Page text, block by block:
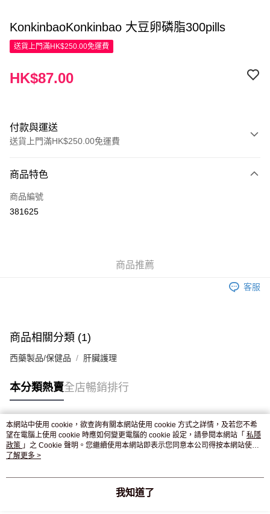
KonkinbaoKonkinbao 大豆卵磷脂300pills
送貨上門滿HK$250.00免運費
HK$87.00
付款與運送
送貨上門滿HK$250.00免運費
信用卡
Apple Pay
付款後門市自取，訂單確認後2-4個工作天到店，7天內取。逾期後
商品特色
商品編號
381625
商品推薦
客服
商品相關分類 (1)
西藥製品/保健品 肝臟護理
本分類熱賣全店暢銷排行
熱門標籤
熱銷排行
本網站中使用 cookie，欲查詢有關本網站使用 cookie 方式之詳情，及若您不希
望在電腦上使用 cookie 時應如何變更電腦的 cookie 設定，請參閱本網站「 私隱
政策 」之 Cookie 聲明。您繼續使用本網站即表示您同意本公司得按本網站使用
條款之 Cookie 聲明使用 cookie。
了解更多 >
我知道了